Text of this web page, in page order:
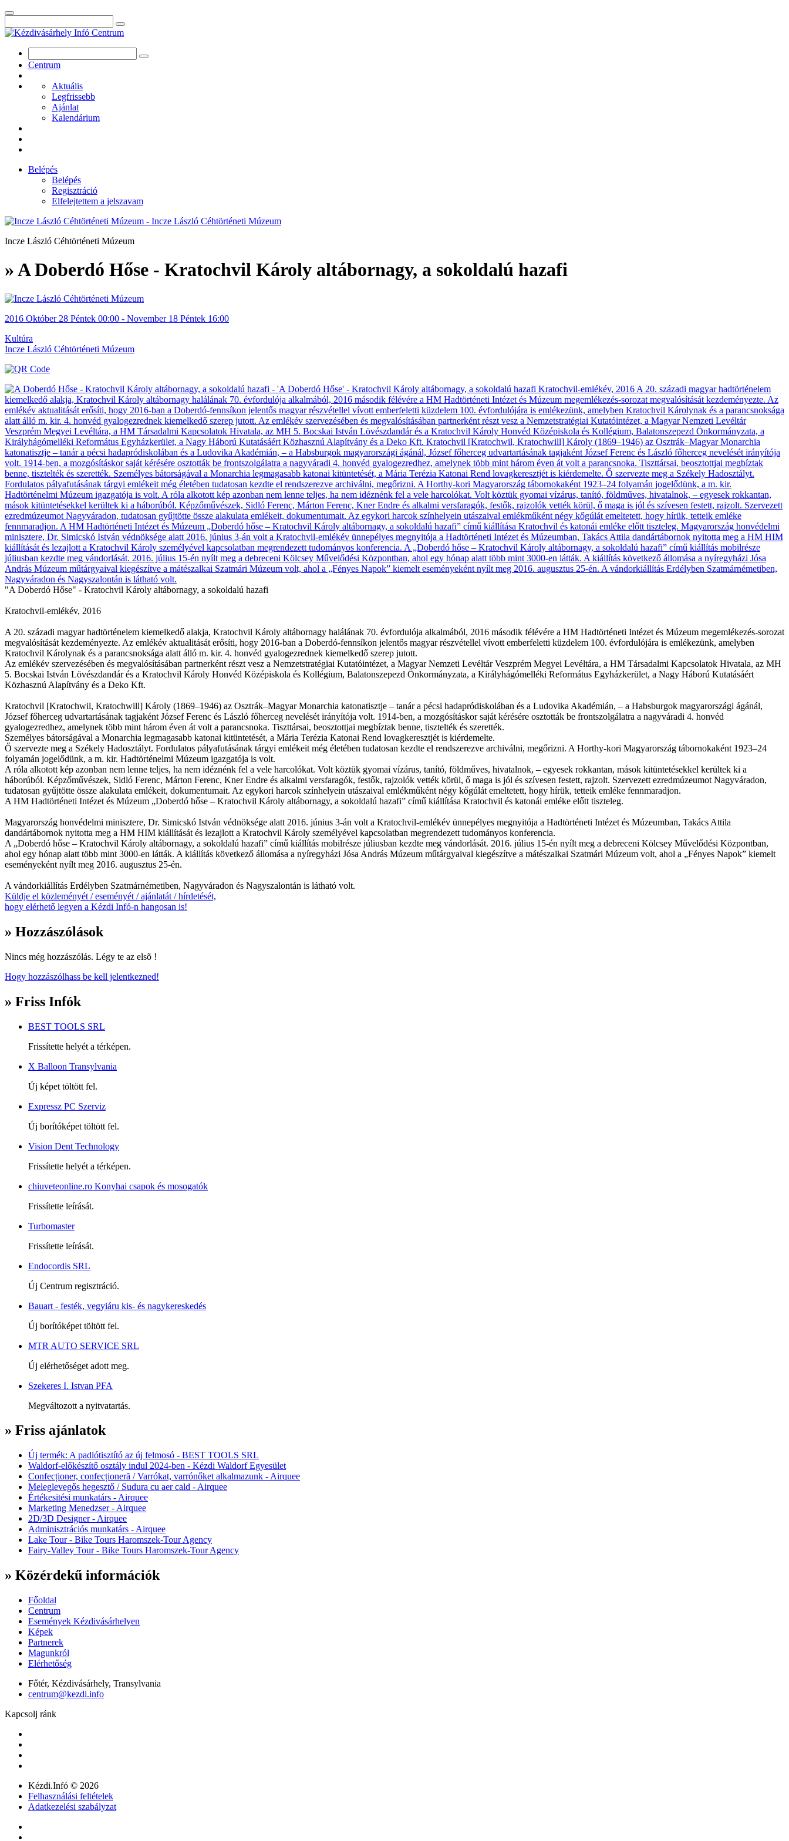
Centrum
Aktuális
Legfrissebb
Ajánlat
Kalendárium
Belépés
Belépés
Regisztráció
Elfelejtettem a jelszavam
Incze László Céhtörténeti Múzeum
» A Doberdó Hőse - Kratochvil Károly altábornagy, a sokoldalú hazafi
2016 Október 28 Péntek 00:00 - November 18 Péntek 16:00
Kultúra
Incze László Céhtörténeti Múzeum
"A Doberdó Hőse" - Kratochvil Károly altábornagy, a sokoldalú hazafi
Kratochvil-emlékév, 2016
A 20. századi magyar hadtörténelem kiemelkedő alakja, Kratochvil Károly altábornagy halálának 70. évfordulója alkalmából, 2016 második félévére a HM Hadtörténeti Intézet és Múzeum megemlékezés-sorozat
megvalósítását kezdeményezte. Az emlékév aktualitását erősíti, hogy 2016-ban a Doberdó-fennsíkon jelentős magyar részvétellel vívott emberfeletti küzdelem 100. évfordulójára is emlékezünk, amelyben
Kratochvil Károlynak és a parancsnoksága alatt álló m. kir. 4. honvéd gyalogezrednek kiemelkedő szerep jutott.
Az emlékév szervezésében és megvalósításában partnerként részt vesz a Nemzetstratégiai Kutatóintézet, a Magyar Nemzeti Levéltár Veszprém Megyei Levéltára, a HM Társadalmi Kapcsolatok Hivatala, az MH
5. Bocskai István Lövészdandár és a Kratochvil Károly Honvéd Középiskola és Kollégium, Balatonszepezd Önkormányzata, a Királyhágómelléki Református Egyházkerület, a Nagy Háború Kutatásáért
Közhasznú Alapítvány és a Deko Kft.
Kratochvil [Kratochwil, Kratochwill] Károly (1869–1946) az Osztrák–Magyar Monarchia katonatisztje – tanár a pécsi hadapródiskolában és a Ludovika Akadémián, – a Habsburgok magyarországi ágánál,
József főherceg udvartartásának tagjaként József Ferenc és László főherceg nevelését irányítója volt. 1914-ben, a mozgósításkor saját kérésére osztották be frontszolgálatra a nagyváradi 4. honvéd
gyalogezredhez, amelynek több mint három éven át volt a parancsnoka. Tiszttársai, beosztottjai megbíztak benne, tisztelték és szerették.
Személyes bátorságával a Monarchia legmagasabb katonai kitüntetését, a Mária Terézia Katonai Rend lovagkeresztjét is kiérdemelte.
Ő szervezte meg a Székely Hadosztályt. Fordulatos pályafutásának tárgyi emlékeit még életében tudatosan kezdte el rendszerezve archiválni, megőrizni. A Horthy-kori Magyarország tábornokaként 1923–24
folyamán jogelődünk, a m. kir. Hadtörténelmi Múzeum igazgatója is volt.
A róla alkotott kép azonban nem lenne teljes, ha nem idéznénk fel a vele harcolókat. Volt köztük gyomai vízárus, tanító, földműves, hivatalnok, – egyesek rokkantan, mások kitüntetésekkel kerültek ki a
háborúból. Képzőművészek, Sidló Ferenc, Márton Ferenc, Kner Endre és alkalmi versfaragók, festők, rajzolók vették körül, ő maga is jól és szívesen festett, rajzolt. Szervezett ezredmúzeumot Nagyváradon,
tudatosan gyűjtötte össze alakulata emlékeit, dokumentumait. Az egykori harcok színhelyein utászaival emlékműként négy kőgúlát emeltetett, hogy hírük, tetteik emléke fennmaradjon.
A HM Hadtörténeti Intézet és Múzeum „Doberdó hőse – Kratochvil Károly altábornagy, a sokoldalú hazafi” című kiállítása Kratochvil és katonái emléke előtt tiszteleg.
Magyarország honvédelmi minisztere, Dr. Simicskó István védnöksége alatt 2016. június 3-án volt a Kratochvil-emlékév ünnepélyes megnyitója a Hadtörténeti Intézet és Múzeumban, Takács Attila
dandártábornok nyitotta meg a HM HIM kiállítását és lezajlott a Kratochvil Károly személyével kapcsolatban megrendezett tudományos konferencia.
A „Doberdó hőse – Kratochvil Károly altábornagy, a sokoldalú hazafi” című kiállítás mobilrésze júliusban kezdte meg vándorlását. 2016. július 15-én nyílt meg a debreceni Kölcsey Művelődési Központban,
ahol egy hónap alatt több mint 3000-en látták. A kiállítás következő állomása a nyíregyházi Jósa András Múzeum műtárgyaival kiegészítve a mátészalkai Szatmári Múzeum volt, ahol a „Fényes Napok” kiemelt
eseményeként nyílt meg 2016. augusztus 25-én.
A vándorkiállítás Erdélyben Szatmárnémetiben, Nagyváradon és Nagyszalontán is látható volt.
Küldje el közleményét / eseményét / ajánlatát / hírdetését,
hogy elérhető legyen a Kézdi Infó-n hangosan is!
» Hozzászólások
Nincs még hozzászólás. Légy te az elsõ !
Hogy hozzászólhass be kell jelentkezned!
» Friss Infók
BEST TOOLS SRL
Frissítette helyét a térképen.
X Balloon Transylvania
Új képet töltött fel.
Expressz PC Szerviz
Új borítóképet töltött fel.
Vision Dent Technology
Frissítette helyét a térképen.
chiuveteonline.ro Konyhai csapok és mosogatók
Frissítette leírását.
Turbomaster
Frissítette leírását.
Endocordis SRL
Új Centrum regisztráció.
Bauart - festék, vegyiáru kis- és nagykereskedés
Új borítóképet töltött fel.
MTR AUTO SERVICE SRL
Új elérhetőséget adott meg.
Szekeres I. Istvan PFA
Megváltozott a nyitvatartás.
» Friss ajánlatok
Új termék: A padlótisztító az új felmosó - BEST TOOLS SRL
Waldorf-előkészítő osztály indul 2024-ben - Kézdi Waldorf Egyesület
Confecționer, confecționeră / Varrókat, varrónőket alkalmazunk - Airquee
Meleglevegős hegesztő / Sudura cu aer cald - Airquee
Értékesitési munkatárs - Airquee
Marketing Menedzser - Airquee
2D/3D Designer - Airquee
Adminisztrációs munkatárs - Airquee
Lake Tour - Bike Tours Haromszek-Tour Agency
Fairy-Valley Tour - Bike Tours Haromszek-Tour Agency
» Közérdekű információk
Főoldal
Centrum
Események Kézdivásárhelyen
Képek
Partnerek
Magunkról
Elérhetőség
Főtér, Kézdivásárhely, Transylvania
centrum@kezdi.info
Kapcsolj ránk
Kézdi.Infó © 2026
Felhasználási feltételek
Adatkezelési szabályzat